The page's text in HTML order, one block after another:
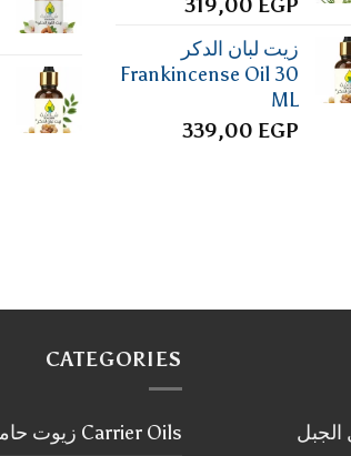
319,00 EGP
زيت لبان الدكر
Frankincense Oil 30
ML
339,00 EGP
الجبل
CATEGORIES
Carrier Oils زيوت حاملة